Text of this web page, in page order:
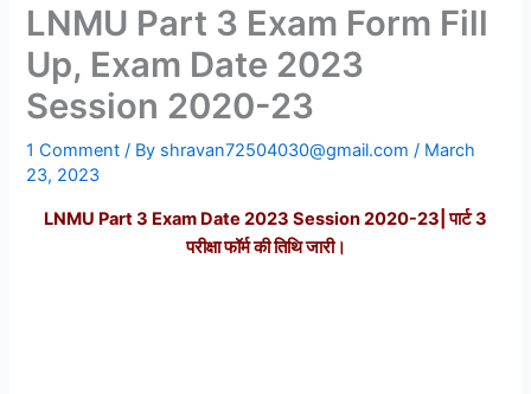
LNMU Part 3 Exam Form Fill
Up, Exam Date 2023
Session 2020-23
1 Comment / By shravan72504030@gmail.com/ March
23, 2023
LNMU Part 3 Exam Date 2023 Session 2020-23| पार्ट 3
परीक्षा फॉर्म की तिथि जारी।